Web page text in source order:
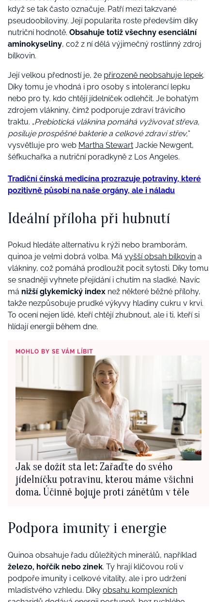
když se tak často označuje. Patří mezi takzvané
pseudoobiloviny. Její popularita roste především díky
nutriční hodnotě. Obsahuje totiž všechny esenciální
aminokyseliny, což z ní dělá výjimečný rostlinný zdroj
bílkovin.
Její velkou předností je, že přirozeně neobsahuje lepek.
Díky tomu je vhodná i pro osoby s intolerancí lepku
nebo pro ty, kdo chtějí jídelníček odlehčit. Je bohatým
zdrojem vlákniny, čímž podporuje zdraví trávicího
traktu. „Prebiotická vláknina pomáhá vyživovat střeva,
posiluje prospěšné bakterie a celkové zdraví střev,“
vysvětluje pro web Martha Stewart Jackie Newgent,
šéfkuchařka a nutriční poradkyně z Los Angeles.
Tradiční čínská medicína prozrazuje potraviny, které
pozitivně působí na naše orgány, ale i náladu
Ideální příloha při hubnutí
Pokud hledáte alternativu k rýži nebo bramborám,
quinoa je velmi dobrá volba. Má vyšší obsah bílkovin a
vlákniny, což pomáhá prodloužit pocit sytosti. Díky tomu
se snadněji vyhnete přejídání i chutím na sladké. Navíc
má nižší glykemický index než některé běžné přílohy,
takže nezpůsobuje prudké výkyvy hladiny cukru v krvi.
To ocení nejen lidé, kteří chtějí zhubnout, ale i ti, kteří si
hlídají energii během dne.
MOHLO BY SE VÁM LÍBIT
Jak se dožít sta let: Zařaďte do svého
jídelníčku potravinu, kterou máme všichni
doma. Účinně bojuje proti zánětům v těle
Podpora imunity i energie
Quinoa obsahuje řadu důležitých minerálů, například
železo, hořčík nebo zinek. Ty hrají klíčovou roli v
podpoře imunity i celkové vitality, ale i pro udržení
mladistvého vzhledu. Díky obsahu komplexních